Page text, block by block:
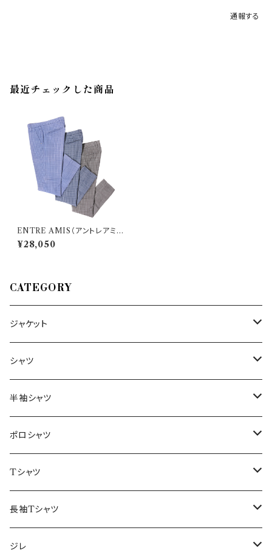
通報する
最近チェックした商品
ENTRE AMIS（アントレアミ）
パンツ P208188/1862 31822
¥28,050
CATEGORY
ジャケット
～44/S
46/M
48/L
50/XL～
シャツ
～44/S
46/M
48/L
50/XL～
半袖シャツ
～44/S
46/M
48/L
50/XL～
ポロシャツ
～44/S
46/M
48/L
Tシャツ
～44/S
46/M
長袖Tシャツ
～44/S
ジレ